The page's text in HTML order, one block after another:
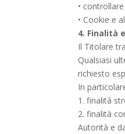
•
• Cookie e
4. Finalità
Il Titolare
Qualsiasi
richiesto
In
1. finalità
2. finalità
Autorità e